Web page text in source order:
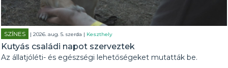
SZÍNES | 2026. aug. 5. szerda | Keszthely
Kutyás családi napot szerveztek
Az állatjóléti- és egészségi lehetőségeket mutatták be.